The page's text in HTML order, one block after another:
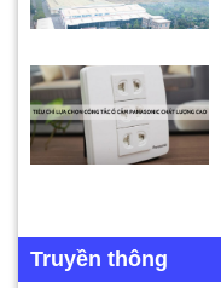
Truyền thông